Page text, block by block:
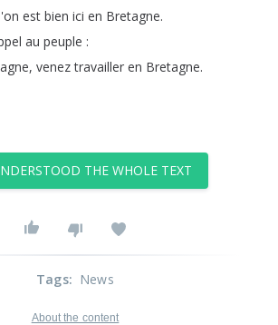
est bien ici en Bretagne.
au peuple :
, venez travailler en Bretagne.
THE WHOLE TEXT
Tags: News
About the content